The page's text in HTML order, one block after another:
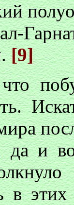
[9]
да и
в